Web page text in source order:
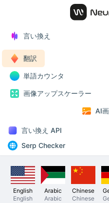
言い換え
翻訳
単語カウンタ
画像アップスケーラー
AI
言い換え API
Serp Checker
English
English
Arabic
Arabic
Chinese
Chinese